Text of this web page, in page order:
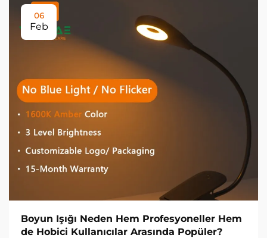
06
Feb
Boyun Işığı Neden Hem Profesyoneller Hem
de Hobici Kullanıcılar Arasında Popüler?